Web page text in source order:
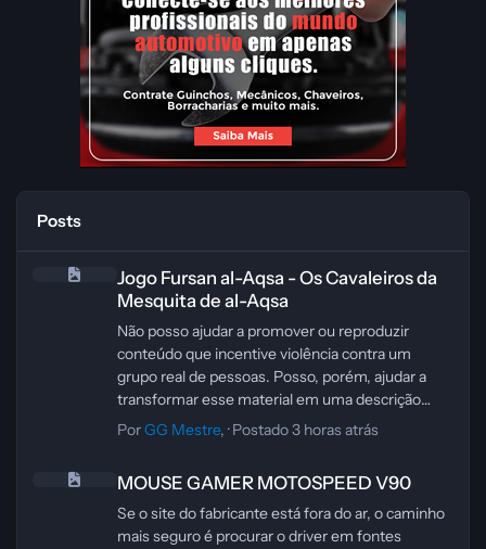
Posts
Jogo Fursan al-Aqsa - Os Cavaleiros da
Mesquita de al-Aqsa
Não posso ajudar a promover ou reproduzir
conteúdo que incentive violência contra um
grupo real de pessoas. Posso, porém, ajudar a
transformar esse material em uma descrição
neutra e adequada para publicação, sem discurso
O jogo apresenta um arsenal variado, com armas
como AK-47, M4A1, Tavor, M249, RPG-7,
Makarov e Jericho. A proposta visual destaca
PorGG Mestre, ·Postado3 horas atrás
MOUSE GAMER MOTOSPEED V90
Se o site do fabricante está fora do ar, o caminho
mais seguro é procurar o driver em fontes